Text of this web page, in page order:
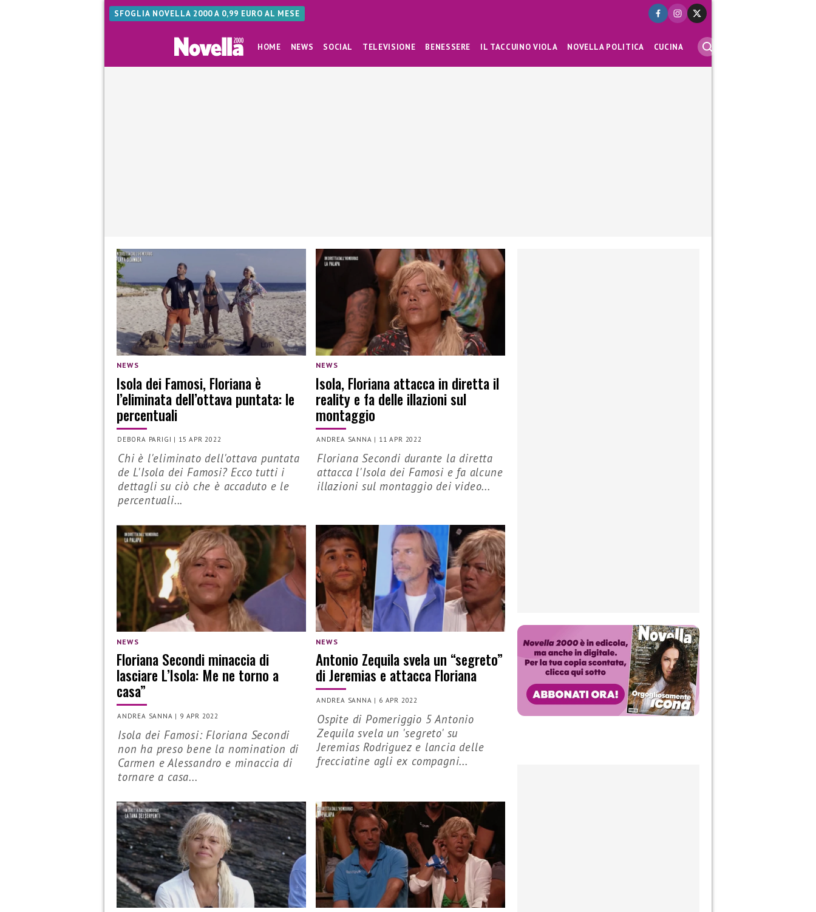
SFOGLIA NOVELLA 2000 A 0,99 EURO AL MESE
HOME NEWS SOCIAL TELEVISIONE BENESSERE IL TACCUINO VIOLA NOVELLA POLITICA CUCINA
NEWS
Isola dei Famosi, Floriana è
l’eliminata dell’ottava puntata: le
percentuali
DEBORA PARIGI | 15 APR 2022
Chi è l'eliminato dell'ottava puntata
de L'Isola dei Famosi? Ecco tutti i
dettagli su ciò che è accaduto e le
percentuali...
NEWS
Isola, Floriana attacca in diretta il
reality e fa delle illazioni sul
montaggio
ANDREA SANNA | 11 APR 2022
Floriana Secondi durante la diretta
attacca l'Isola dei Famosi e fa alcune
illazioni sul montaggio dei video...
NEWS
Floriana Secondi minaccia di
lasciare L’Isola: Me ne torno a
casa”
ANDREA SANNA | 9 APR 2022
Isola dei Famosi: Floriana Secondi
non ha preso bene la nomination di
Carmen e Alessandro e minaccia di
tornare a casa...
NEWS
Antonio Zequila svela un “segreto”
di Jeremias e attacca Floriana
ANDREA SANNA | 6 APR 2022
Ospite di Pomeriggio 5 Antonio
Zequila svela un 'segreto' su
Jeremias Rodriguez e lancia delle
frecciatine agli ex compagni...